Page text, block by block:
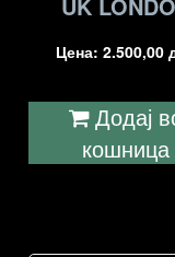
Цена:2.500,00
Додај
кошница